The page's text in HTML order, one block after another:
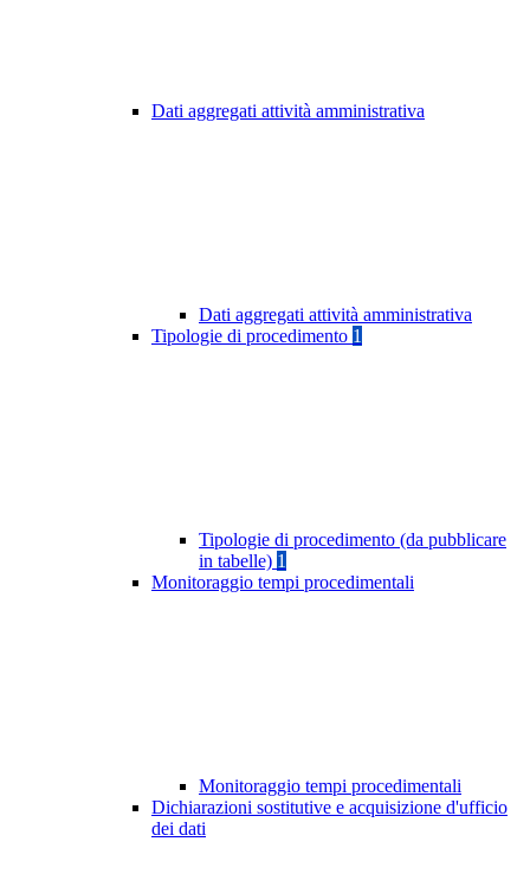
Dati aggregati attività amministrativa
Dati aggregati attività amministrativa
Tipologie di procedimento 1
Tipologie di procedimento (da pubblicare
in tabelle) 1
Monitoraggio tempi procedimentali
Monitoraggio tempi procedimentali
Dichiarazioni sostitutive e acquisizione d'ufficio
dei dati